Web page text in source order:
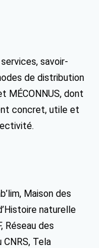
savoir-
de distribution
MÉCONNUS, dont
concret, utile et
Maison des
naturelle
Réseau des
Tela